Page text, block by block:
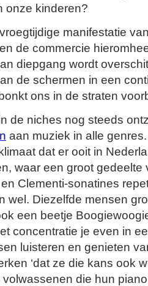
onze kinderen?
manifestatie
de commercie
diepgang wordt
de schermen in een
ons in de straten
de niches nog steeds
aan muziek in alle
dat er ooit in
waar een groot gedeelte
Clementi-sonatines
wel. Diezelfde mensen
een beetje
concentratie je even in
luisteren en genieten
‘dat ze die kans ook
volwassenen die hun